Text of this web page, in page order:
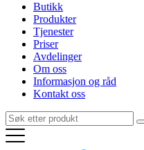
Butikk
Produkter
Tjenester
Priser
Avdelinger
Om oss
Informasjon og råd
Kontakt oss